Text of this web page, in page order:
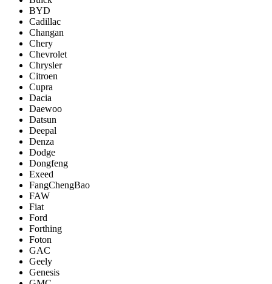
BYD
Cadillac
Changan
Chery
Chevrolet
Chrysler
Citroen
Cupra
Dacia
Daewoo
Datsun
Deepal
Denza
Dodge
Dongfeng
Exeed
FangChengBao
FAW
Fiat
Ford
Forthing
Foton
GAC
Geely
Genesis